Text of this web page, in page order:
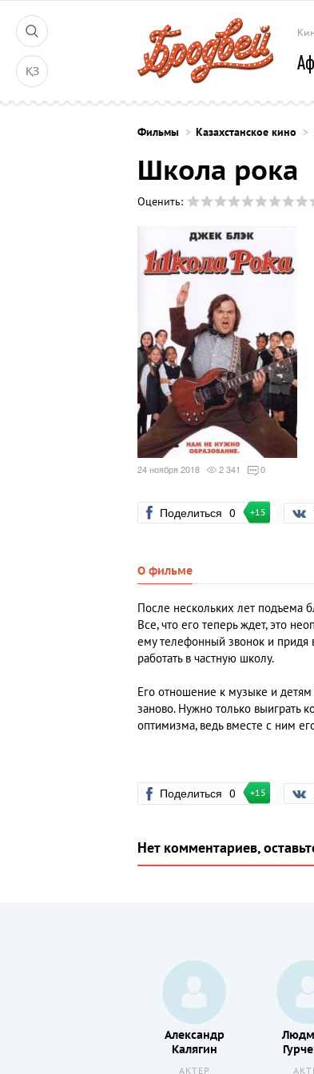
ҚЗ
Фильмы Казахстанское кино
Школа рока
Оценить:
24 ноября 2018 2 341 0
Поделиться 0 +15
О фильме
После нескольких лет подъема
Все, что его теперь ждет, это
ему телефонный звонок и придя
работать в частную школу.
Его отношение к музыке и детям
заново. Нужно только выиграть
оптимизма, ведь вместе с ним
Поделиться 0 +15
Нет комментариев,
Александр
Калягин
АКТЕР